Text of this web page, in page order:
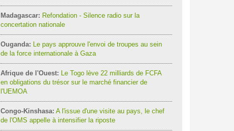
Madagascar: Refondation - Silence radio sur la
concertation nationale
Ouganda: Le pays approuve l'envoi de troupes au sein
de la force internationale à Gaza
Afrique de l'Ouest: Le Togo lève 22 milliards de FCFA
en obligations du trésor sur le marché financier de
l'UEMOA
Congo-Kinshasa: A l'issue d'une visite au pays, le chef
de l'OMS appelle à intensifier la riposte